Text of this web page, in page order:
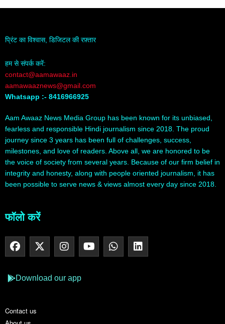
प्रिंट का विश्वास, डिजिटल की रफ़्तार
हम से संपर्क करें:
contact@aamawaaz.in
aamawaaznews@gmail.com
Whatsapp :- 8416966925
Aam Awaaz News Media Group has been known for its unbiased,
fearless and responsible Hindi journalism since 2018. The proud
journey since 3 years has been full of challenges, success,
milestones, and love of readers. Above all, we are honored to be
the voice of society from several years. Because of our firm belief in
integrity and honesty, along with people oriented journalism, it has
been possible to serve news & views almost every day since 2018.
फॉलो करें
Download our app
Contact us